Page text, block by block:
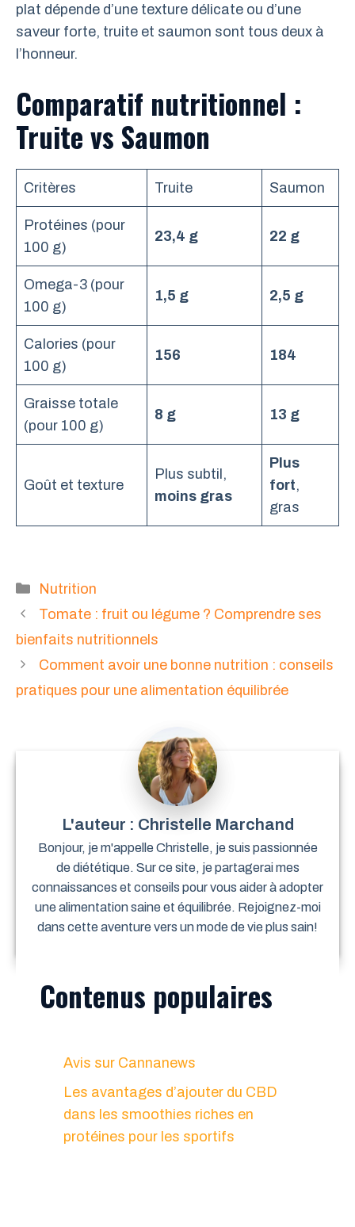
plat dépende d’une texture délicate ou d’une
saveur forte, truite et saumon sont tous deux à
l’honneur.
Comparatif nutritionnel :
Truite vs Saumon
Critères Truite Saumon
Protéines (pour
100 g)
23,4 g 22 g
Omega-3 (pour
100 g)
1,5 g 2,5 g
Calories (pour
100 g)
156 184
Graisse totale
(pour 100 g)
8 g 13 g
Goût et texture
Plus subtil,
moins gras
Plus
fort,
gras
Catégories
Nutrition
Tomate : fruit ou légume ? Comprendre ses
bienfaits nutritionnels
Comment avoir une bonne nutrition : conseils
pratiques pour une alimentation équilibrée
Christelle Marchand
Bonjour, je m'appelle Christelle, je suis passionnée
de diététique. Sur ce site, je partagerai mes
connaissances et conseils pour vous aider à adopter
une alimentation saine et équilibrée. Rejoignez-moi
dans cette aventure vers un mode de vie plus sain!
Contenus populaires
Avis sur Cannanews
Les avantages d’ajouter du CBD
dans les smoothies riches en
protéines pour les sportifs